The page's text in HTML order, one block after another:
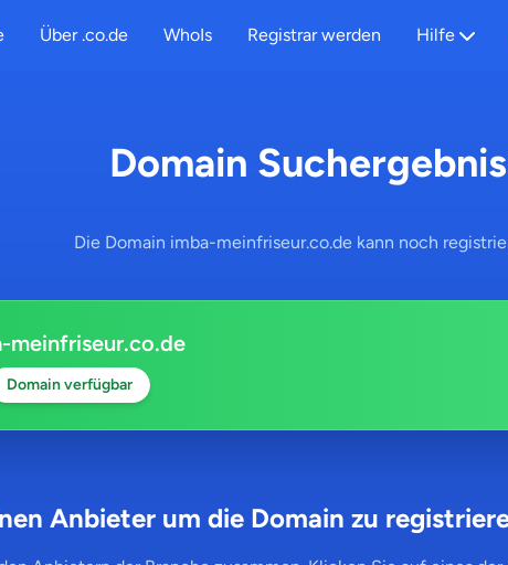
Über .co.de WhoIs Registrar werden Hilfe
Domain
Die Domain imba-meinfriseur.co.de kann noch
meinfriseur.co.de
Domain verfügbar
Anbieter um die Domain zu